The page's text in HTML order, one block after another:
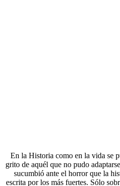
En la Historia como en la vida se
grito de aquél que no pudo
sucumbió ante el horror que la
escrita por los más fuertes. Sólo